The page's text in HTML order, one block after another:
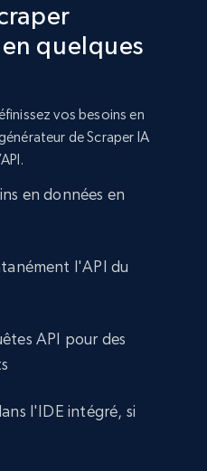
quelques
vos besoins en
de Scraper IA
en données en
l'API du
API pour des
l'IDE intégré, si